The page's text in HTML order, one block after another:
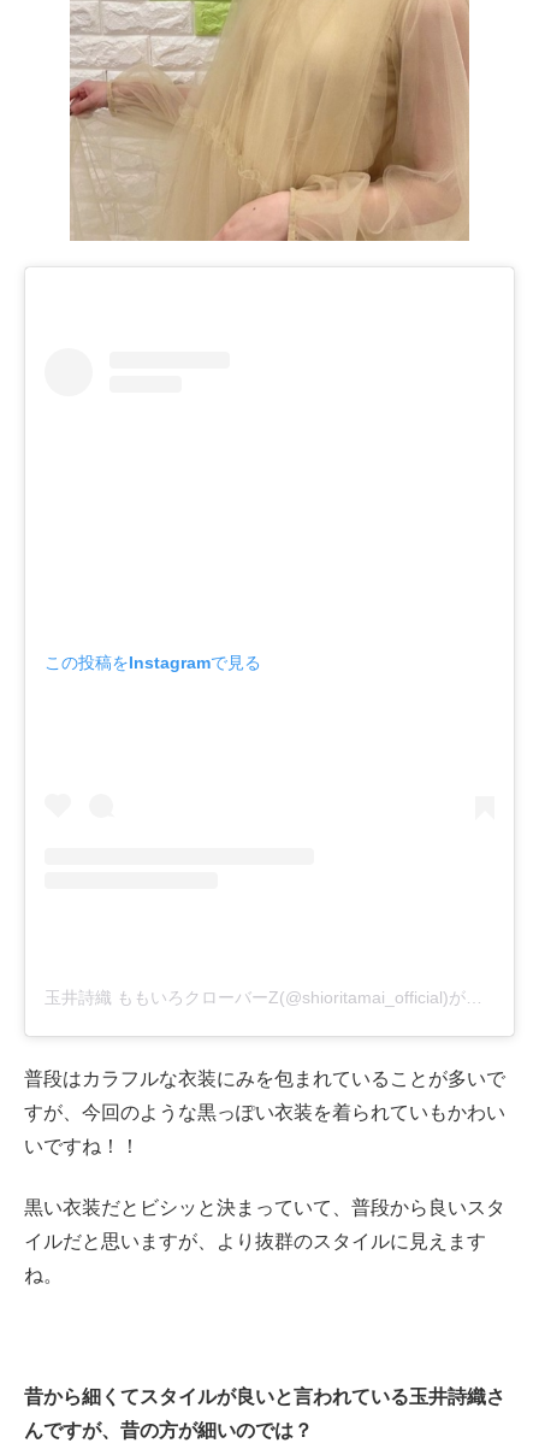
この投稿をInstagramで見る
普段はカラフルな衣装にみを包まれていることが多いで
すが、今回のような黒っぽい衣装を着られていもかわい
いですね！！
黒い衣装だとビシッと決まっていて、普段から良いスタ
イルだと思いますが、より抜群のスタイルに見えます
ね。
昔から細くてスタイルが良いと言われている玉井詩織さ
んですが、昔の方が細いのでは？